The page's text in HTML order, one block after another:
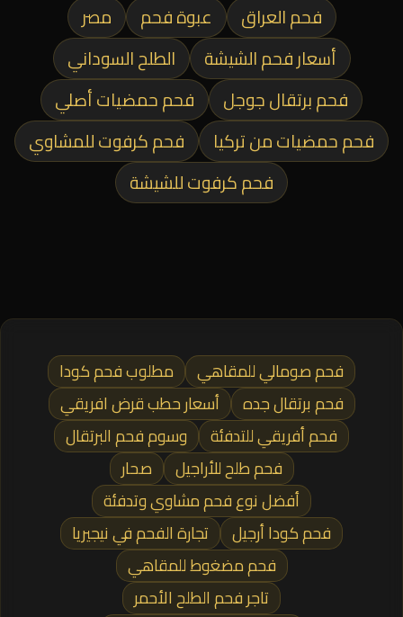
فحم العراق
عبوة فحم
مصر
أسعار فحم الشيشة
الطلح السوداني
فحم برتقال جوجل
فحم حمضيات أصلي
فحم حمضيات من تركيا
فحم كرفوت للمشاوي
فحم كرفوت للشيشة
فحم صومالي للمقاهي
مطلوب فحم كودا
فحم برتقال جده
أسعار حطب قرض افريقي
فحم أفريقي للتدفئة
وسوم فحم البرتقال
فحم طلح للأراجيل
صحار
أفضل نوع فحم مشاوي وتدفئة
فحم كودا أرجيل
تجارة الفحم في نيجيريا
فحم مضغوط للمقاهي
تاجر فحم الطلح الأحمر